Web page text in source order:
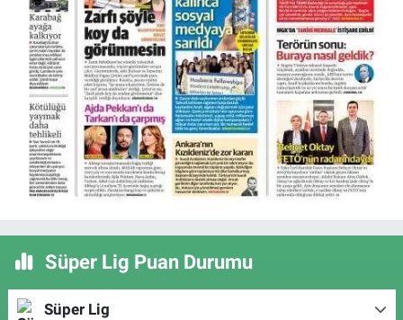
Süper Lig Puan Durumu
Süper Lig